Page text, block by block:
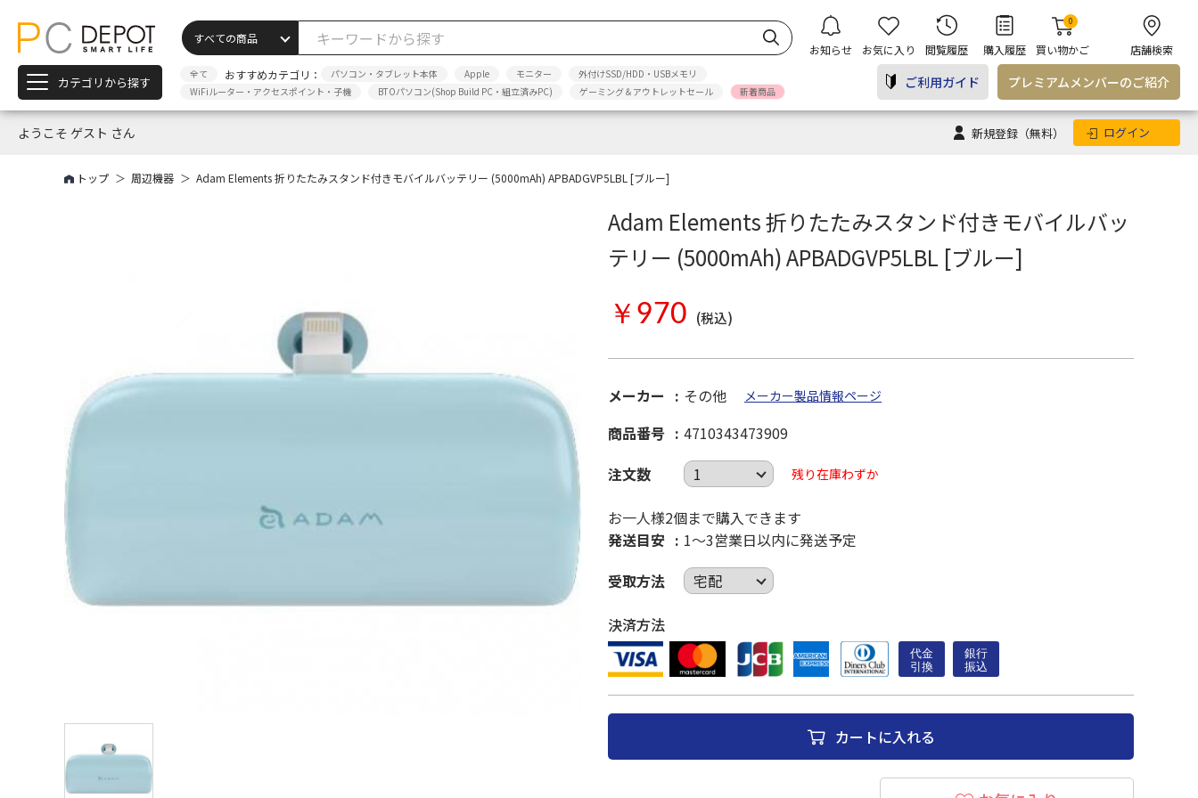
お知らせ お気に入り 閲覧履歴 購入履歴 買い物かご
0
店舗検索
カテゴリから探す 全て おすすめカテゴリ： パソコン・タブレット本体 Apple モニター
外付けSSD/HDD・USBメモリ
WiFiルーター・アクセスポイント・子機
BTOパソコン(Shop Build PC・組立済みPC) ゲーミング＆アウトレットセール 新着商品
ご利用ガイド プレミアム メンバーのご紹介
ようこそ ゲスト さん 新規登録 （無料） ログイン
トップ 周辺機器 Adam Elements 折りたたみスタンド付きモバイルバッテリー (5000mAh) APBADGVP5LBL [ブルー]
Adam Elements 折りたたみスタンド付きモバイルバッ
テリー (5000mAh) APBADGVP5LBL [ブルー]
￥970 (税込)
メーカー その他 メーカー製品情報ページ
商品番号
4710343473909
注文数
残り在庫わずか
お一人様2個まで購入できます
発送目安
1～3営業日以内に発送予定
受取方法
決済方法
カートに入れる